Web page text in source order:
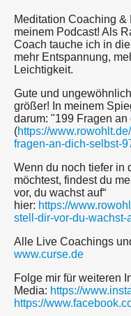
Meditation Coaching
meinem Podcast! Als
Coach tauche ich in
mehr Entspannung,
Leichtigkeit.
Gute und
größer! In meinem
darum: "199 Fragen an
(https://
fragen-an-dich-selbst-
Wenn du noch tiefer in
möchtest, findest du
vor, du wachst auf“
hier: https://
stell-dir-vor-du-wachst-
Alle Live Coachings
www.curse.de
Folge mir für weiteren
Media: https://
https://